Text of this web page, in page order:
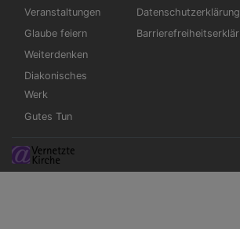
Veranstaltungen
Glaube feiern
Weiterdenken
Diakonisches
Werk
Gutes Tun
Datenschutzerklärung